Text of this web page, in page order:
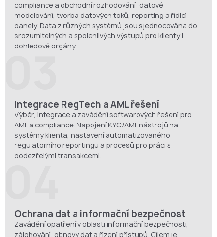
compliance a obchodní rozhodování: datové
modelování, tvorba datových toků, reporting a řídicí
panely. Data z různých systémů jsou sjednocována do
srozumitelných a spolehlivých výstupů pro klienty i
dohledové orgány.
Integrace RegTech a AML řešení
Výběr, integrace a zavádění softwarových řešení pro
AML a compliance. Napojení KYC/AML nástrojů na
systémy klienta, nastavení automatizovaného
regulatorního reportingu a procesů pro práci s
podezřelými transakcemi.
Ochrana dat a informační bezpečnost
Zavádění opatření v oblasti informační bezpečnosti,
zálohování, obnovy dat a řízení přístupů. Cílem je